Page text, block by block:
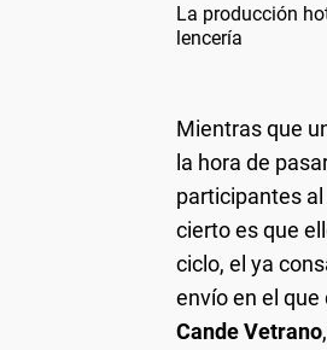
La producción
lencería
Mientras que
la hora de
participantes
cierto es que
ciclo, el ya
envío en el
Cande Vetrano